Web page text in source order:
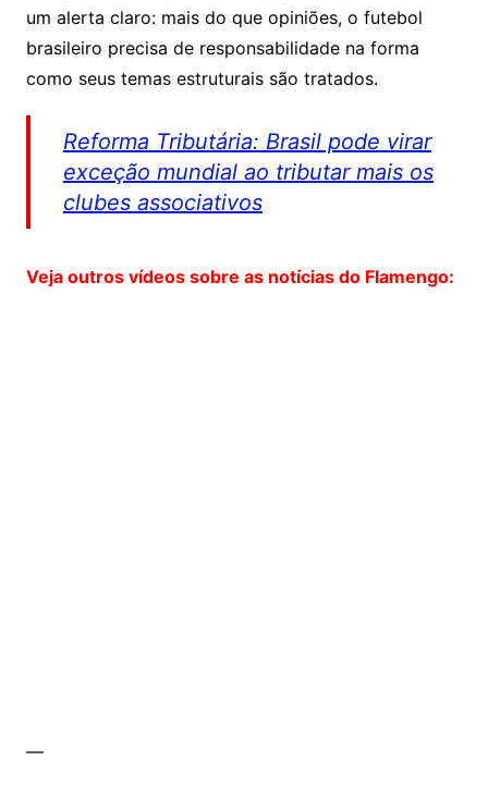
um alerta claro: mais do que opiniões, o futebol
brasileiro precisa de responsabilidade na forma
como seus temas estruturais são tratados.
Reforma Tributária: Brasil pode virar
exceção mundial ao tributar mais os
clubes associativos
Veja outros vídeos sobre as notícias do Flamengo:
—